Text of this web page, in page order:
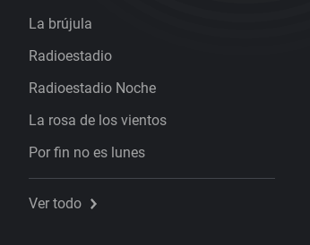
La brújula
Radioestadio
Radioestadio Noche
La rosa de los vientos
Por fin no es lunes
Ver todo